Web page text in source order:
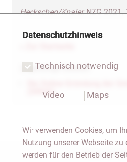
Heckschen/Knaier,NZG 2021,
Zugehörige Dateien
(DiRUG)
Notar
Datenschutzhinweis
Technisch notwendig
Video Maps
Wir verwenden Cookies, um
Nutzung unserer Webseite zu
werden für den Betrieb der